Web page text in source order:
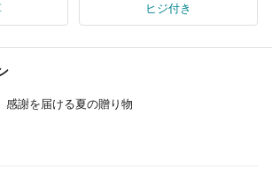
ヒジ付き
感謝を届ける夏の贈り物